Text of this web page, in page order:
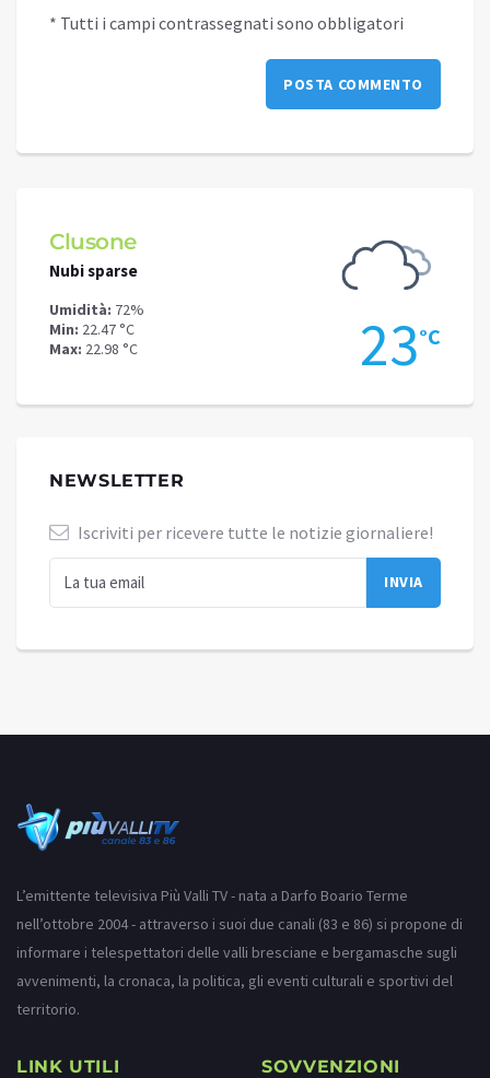
* Tutti i campi contrassegnati sono obbligatori
Clusone
Nubi sparse
Umidità: 72%
Min: 22.47 °C
Max: 22.98 °C 23°C
NEWSLETTER
Iscriviti per ricevere tutte le notizie giornaliere!
L’emittente televisiva Più Valli TV - nata a Darfo Boario Terme
nell’ottobre 2004 - attraverso i suoi due canali (83 e 86) si propone di
informare i telespettatori delle valli bresciane e bergamasche sugli
avvenimenti, la cronaca, la politica, gli eventi culturali e sportivi del
territorio.
LINK UTILI SOVVENZIONI